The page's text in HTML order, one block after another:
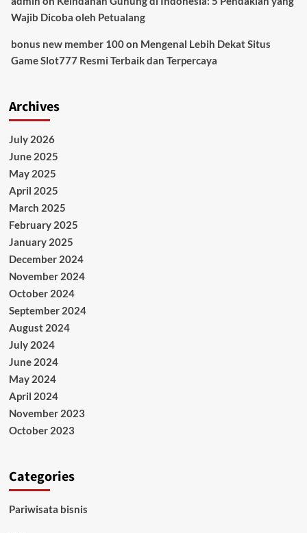
Wajib Dicoba oleh Petualang
bonus new member 100on Mengenal Lebih Dekat Situs
Game Slot777 Resmi Terbaik dan Terpercaya
Archives
July 2026
June 2025
May 2025
April 2025
March 2025
February 2025
January 2025
December 2024
November 2024
October 2024
September 2024
August 2024
July 2024
June 2024
May 2024
April 2024
November 2023
October 2023
Categories
Pariwisata bisnis